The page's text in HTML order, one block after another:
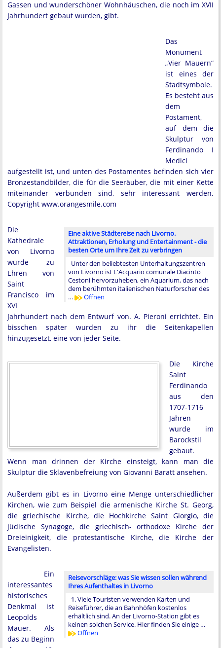
Gassen und wunderschöner Wohnhäuschen, die noch im XVII
Jahrhundert gebaut wurden, gibt.
Das
Monument
„Vier Mauern“
ist eines der
Stadtsymbole.
Es besteht aus
dem
Postament,
auf dem die
Skulptur von
Ferdinando I
Medici
aufgestellt ist, und unten des Postamentes befinden sich vier
Bronzestandbilder, die für die Seeräuber, die mit einer Kette
miteinander verbunden sind, sehr interessant werden.
Copyright www.orangesmile.com
Eine aktive Städtereise nach Livorno.
Attraktionen, Erholung und Entertainment - die
besten Orte um Ihre Zeit zu verbringen
Unter den beliebtesten Unterhaltungszentren
von Livorno ist L'Acquario comunale Diacinto
Cestoni hervorzuheben, ein Aquarium, das nach
dem berühmten italienischen Naturforscher des
…
Öffnen
Die
Kathedrale
von Livorno
wurde zu
Ehren von
Saint
Francisco im
XVI
Jahrhundert nach dem Entwurf von. A. Pieroni errichtet. Ein
bisschen später wurden zu ihr die Seitenkapellen
hinzugesetzt, eine von jeder Seite.
Die Kirche
Saint
Ferdinando
aus den
1707-1716
Jahren
wurde im
Barockstil
gebaut.
Wenn man drinnen der Kirche einsteigt, kann man die
Skulptur die Sklavenbefreiung von Giovanni Baratt ansehen.
Außerdem gibt es in Livorno eine Menge unterschiedlicher
Kirchen, wie zum Beispiel die armenische Kirche St. Georg,
die griechische Kirche, die Hochkirche Saint Giorgio, die
jüdische Synagoge, die griechisch- orthodoxe Kirche der
Dreieinigkeit, die protestantische Kirche, die Kirche der
Evangelisten.
Reisevorschläge: was Sie wissen sollen während
Ihres Aufenthaltes in Livorno
1. Viele Touristen verwenden Karten und
Reiseführer, die an Bahnhöfen kostenlos
erhältlich sind. An der Livorno-Station gibt es
keinen solchen Service. Hier finden Sie einige …
Öffnen
Ein
interessantes
historisches
Denkmal ist
Leopolds
Mauer. Als
das zu Beginn